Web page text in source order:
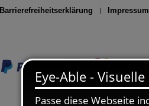
Barrierefreiheitserklärung Impressum
Seite drucken